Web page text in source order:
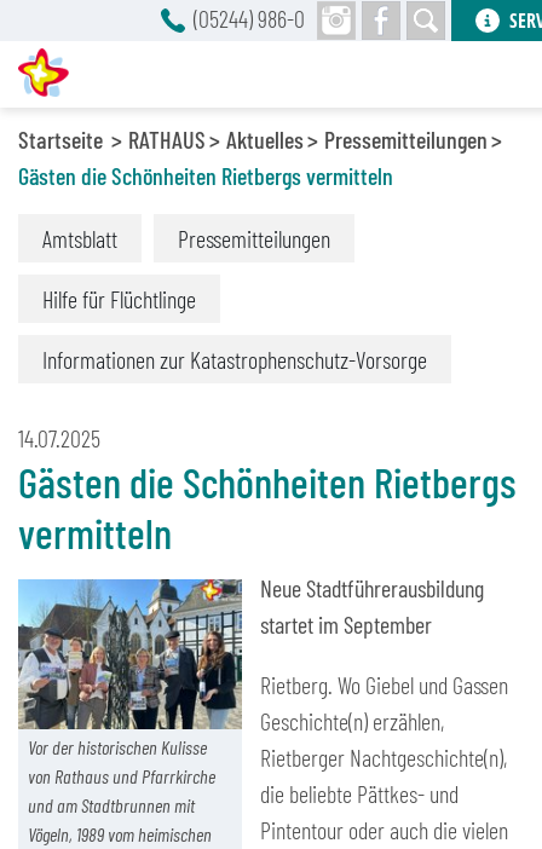
Startseite RATHAUS Aktuelles
Pressemitteilungen
Gästen die Schönheiten Rietbergs vermitteln
Amtsblatt Pressemitteilungen
Hilfe für Flüchtlinge
Informationen zur Katastrophenschutz-Vorsorge
14.07.2025
Gästen die Schönheiten Rietbergs
vermitteln
Vor der historischen Kulisse
von Rathaus und Pfarrkirche
und am Stadtbrunnen mit
Vögeln, 1989 vom heimischen
Neue Stadtführerausbildung
startet im September
Rietberg. Wo Giebel und Gassen
Geschichte(n) erzählen,
Rietberger Nachtgeschichte(n),
die beliebte Pättkes- und
Pintentour oder auch die vielen
(05244) 986-0